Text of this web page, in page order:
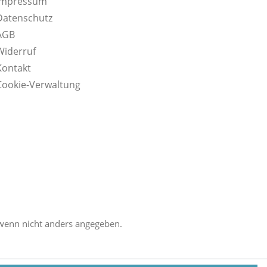
Verwaltung
nicht anders angegeben.